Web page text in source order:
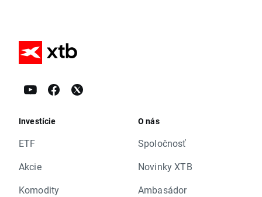
Investície
ETF
Akcie
Komodity
O nás
Spoločnosť
Novinky XTB
Ambasádor